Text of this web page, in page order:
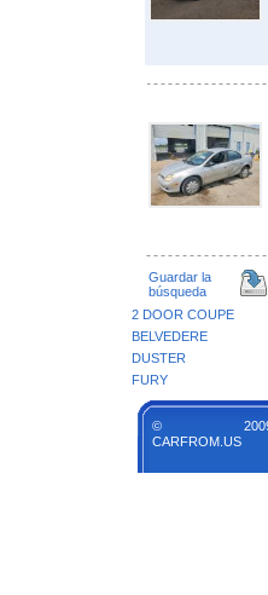
Guardar la
búsqueda
2 DOOR COUPE
BELVEDERE
DUSTER
FURY
© 2009-
CARFROM.US